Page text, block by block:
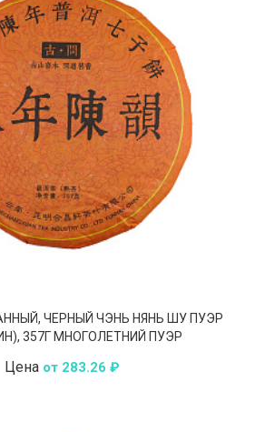
ЧЕРНЫЙ ЧЭНЬ НЯНЬ ШУ ПУЭР
357Г МНОГОЛЕТНИЙ ПУЭР
Цена от 283.26 ₽